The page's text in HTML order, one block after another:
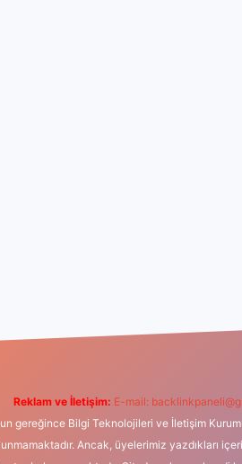
Reklam ve İletişim: E-mail:
gereğince Bilgi Teknolojileri ve İletişim
Ancak, üyelerimiz yazdıkları